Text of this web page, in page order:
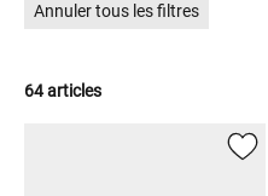
virées les plus difficiles.
Annuler tous les filtres
64 articles